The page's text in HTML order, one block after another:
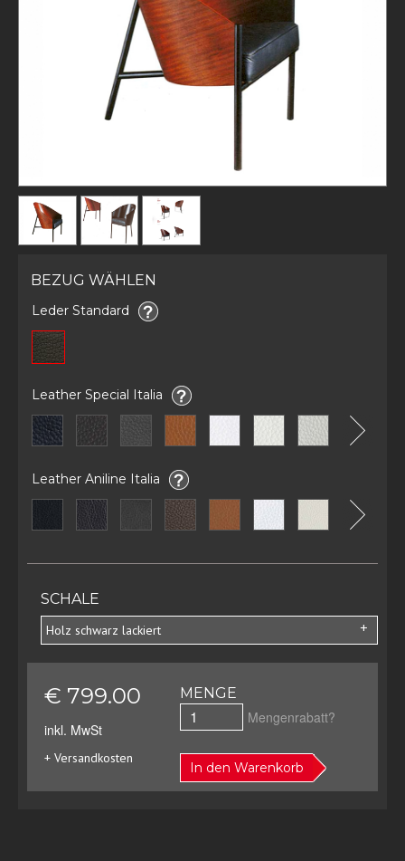
BEZUG WÄHLEN
Leder Standard
Leather Special Italia
Leather Aniline Italia
SCHALE
Holz schwarz lackiert
€ 799.00
inkl. MwSt
+ Versandkosten
MENGE
Mengenrabatt?
In den Warenkorb